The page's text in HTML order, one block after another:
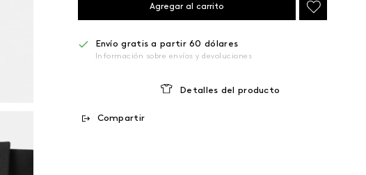
Agregar al carrito
Envío gratis a partir 60 dólares
Información sobre envíos y devoluciones
Detalles del producto
Compartir